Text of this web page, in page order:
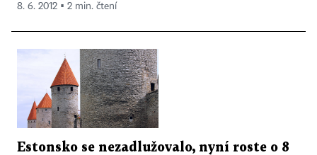
8. 6. 2012 ▪ 2 min. čtení
Estonsko se nezadlužovalo, nyní roste o 8